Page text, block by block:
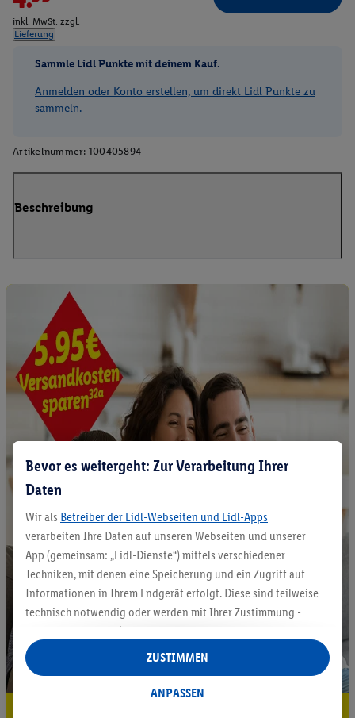
inkl. MwSt. zzgl.
Lieferung
Sammle Lidl Punkte mit deinem Kauf.
Anmelden oder Konto erstellen, um direkt Lidl Punkte zu
sammeln.
Artikelnummer: 100405894
Beschreibung
Bevor es weitergeht: Zur Verarbeitung Ihrer
Daten
Wir als Betreiber der Lidl-Webseiten und Lidl-Apps
verarbeiten Ihre Daten auf unseren Webseiten und unserer
App (gemeinsam: „Lidl-Dienste“) mittels verschiedener
Techniken, mit denen eine Speicherung und ein Zugriff auf
Informationen in Ihrem Endgerät erfolgt. Diese sind teilweise
technisch notwendig oder werden mit Ihrer Zustimmung -
auch durch Partner (u.a.
Verantwortliche; im Zusammenhang mit dem IAB TCF
insgesamt
Statistik-Erstellung oder für personalisierte Werbung
ANPASSEN
ZUSTIMMEN